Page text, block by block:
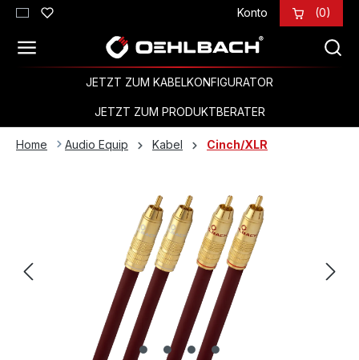
Zum Hauptinhalt springen Konto (0)
JETZT ZUM KABELKONFIGURATOR
JETZT ZUM PRODUKTBERATER
Home Audio Equip Kabel Cinch/XLR